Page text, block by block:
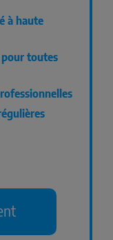
à haute
pour toutes